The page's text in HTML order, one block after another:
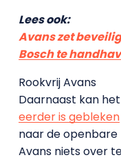
Lees ook:
Avans zet
Bosch te
Rookvrij Avans
Daarnaast kan
eerder is gebleken
naar de
Avans niets over